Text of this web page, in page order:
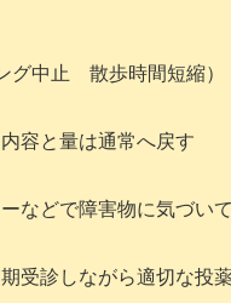
グ中止 散歩時間短縮）
と量は通常へ戻す
どで障害物に気づいて
診しながら適切な投